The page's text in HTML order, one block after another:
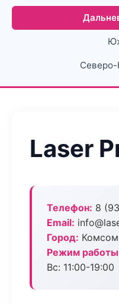
Laser
Телефон: 8
Email:
Город:
Режим
Вс: 11:00-19:00